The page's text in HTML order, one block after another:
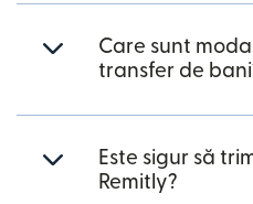
Care sunt
transfer de
Este sigur să
Remitly?